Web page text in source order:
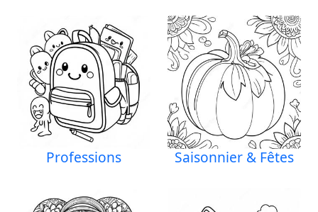
Professions Saisonnier & Fêtes